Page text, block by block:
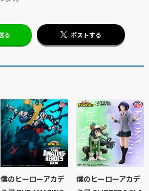
る ポストする
僕のヒーローアカデ
僕のヒーローアカデ